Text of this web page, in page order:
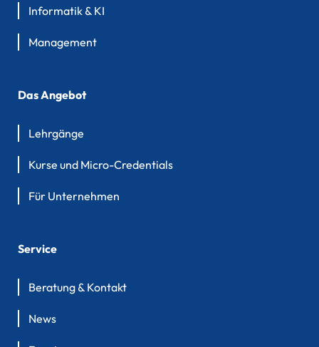
Informatik & KI
Management
Das Angebot
Lehrgänge
Kurse und Micro-Credentials
Für Unternehmen
Service
Beratung & Kontakt
News